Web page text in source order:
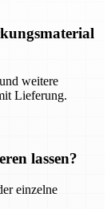
weitere
Lieferung.
lassen?
einzelne